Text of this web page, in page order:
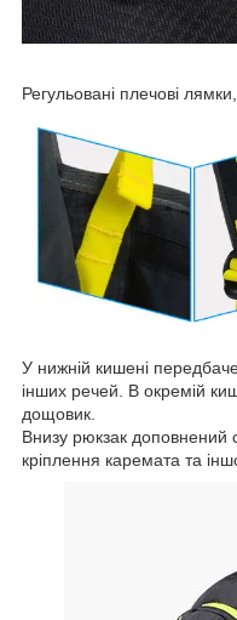
Регульовані плечові
У нижній кишені
інших речей. В окремій
дощовик.
Внизу рюкзак
кріплення каремата та